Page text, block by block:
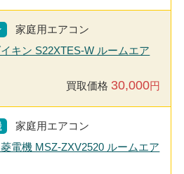
家庭用エアコン
キン S22XTES-W ルームエア
買取価格 30,000円
家庭用エアコン
電機 MSZ-ZXV2520 ルームエア